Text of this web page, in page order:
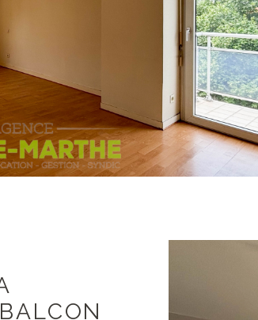
LE BIEN